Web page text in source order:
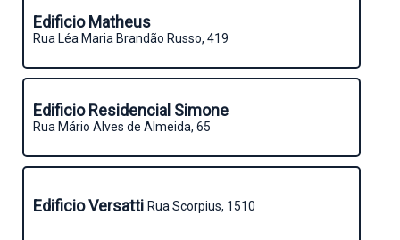
Edificio Matheus
Rua Léa Maria Brandão Russo, 419
Edificio Residencial Simone
Rua Mário Alves de Almeida, 65
Edificio Versatti Rua Scorpius, 1510